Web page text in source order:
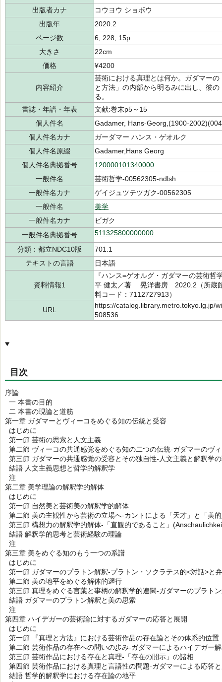
出版者カナ
コウヨウ ショボウ
出版年
2020.2
ページ数
6, 228, 15p
大きさ
22cm
価格
¥4200
内容紹介
芸術における真理とは何か。ガダマー
と方法」の内部から明るみに出し、彼
る。
書誌・年譜・年表
文献:巻末p5～15
個人件名
Gadamer, Hans-Georg,(1900-
個人件名カナ
ガーダマー ハンス・ゲオルク
個人件名原綴
Gadamer,Hans Georg
個人件名典拠番号
120000101340000
一般件名
芸術哲学-00562305-ndlsh
一般件名カナ
ゲイジュツテツガク-00562305
一般件名
美学
一般件名カナ
ビガク
一般件名典拠番号
511325800000000
分類：都立NDC10版
701.1
テキストの言語
日本語
資料情報1
『ハンス=ゲオルグ・ガダマーの芸術
平 健太／著 晃洋書房 2020.2（所
料コード：7112727913）
URL
https://catalog.library.metro.tokyo.lg.jp/
508536
目次
序論
一 本書の目的
二 本書の現論と道筋
第一章 ガダマーとヴィーコをめぐる知の伝統と受容
はじめに
第一節 芸術の思索と人文主義
第二節 ヴィーコの共通感覚をめぐる知の二つの伝統-ガダマーのヴ
第三節 ガダマーの共通感覚の受容とその独自性-人文主義と解釈学
結語 人文主義思想と哲学的解釈学
注
第二章 美学理論の解釈学的解体
はじめに
第一節 自然美と芸術美の解釈学的解体
第二節 美の主観性から芸術の立場へ-カントによる「天才」と「美
第三節 構想力の解釈学的解体-「直観的であること」
結語 解釈学的思考と芸術経験の理論
注
第三章 美をめぐる知のもう一つの系譜
はじめに
第一節 ガダマーのプラトン解釈-プラトン・ソクラテス的<対話>と
第二節 美の地平をめぐる解体的遡行
第三節 真理をめぐる言葉と事柄の解釈学的連関-ガダマーのプラト
結語 ガダマーのプラトン解釈と美の思索
注
第四章 ハイデガーの芸術論に対するガダマーの応答と展開
はじめに
第一節 『真理と方法』における芸術作品の存在論とその体系的位置
第二節 芸術作品の存在への問いの歩み-ガダマーによるハイデガー
第三節 芸術作品における存在と真理-「存在の開示」の諸相
第四節 芸術作品における真理と言語性の問題-ガダマーによる応答
結語 哲学的解釈学における存在論の地平